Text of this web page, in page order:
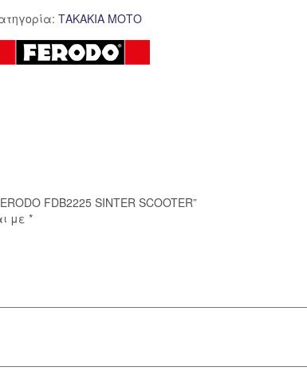
ΤΑΚΑΚΙΑ
FERODO
FDB2225
ΤΑΚΑΚΙΑ ΜΟΤΟ
FDB2225 SINTER SCOOTER”
με *